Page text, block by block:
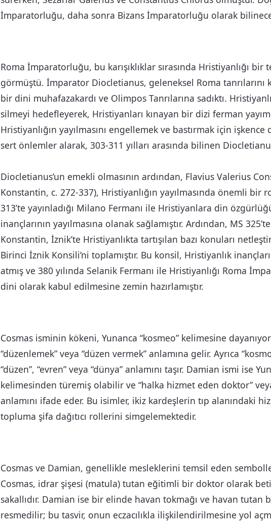
İmparatorluğu, daha sonra Bizans İmparatorluğu olarak
Roma İmparatorluğu, bu karışıklıklar sırasında Hristiyanlığı bir
görmüştü. İmparator Diocletianus, geleneksel Roma tanrılarını
bir dini muhafazakardı ve Olimpos Tanrılarına sadıktı.
silmeyi hedefleyerek, Hristiyanları kınayan bir dizi ferman
Hristiyanlığın yayılmasını engellemek ve bastırmak için
sert önlemler alarak, 303-311 yılları arasında bilinen
Diocletianus’un emekli olmasının ardından, Flavius Valerius
Konstantin, c. 272-337), Hristiyanlığın yayılmasında önemli bir
313’te yayınladığı Milano Fermanı ile Hristiyanlara din
inançlarının yayılmasına olanak sağlamıştır. Ardından, MS
Konstantin, İznik’te Hristiyanlıkta tartışılan bazı konuları
Birinci İznik Konsili’ni toplamıştır. Bu konsil, Hristiyanlık
atmış ve 380 yılında Selanik Fermanı ile Hristiyanlığı Roma
dini olarak kabul edilmesine zemin hazırlamıştır.
Cosmas isminin kökeni, Yunanca “kosmeo” kelimesine
“düzenlemek” veya “düzen vermek” anlamına gelir. Ayrıca
“düzen”, “evren” veya “dünya” anlamını taşır. Damian ismi ise
kelimesinden türemiş olabilir ve “halka hizmet eden doktor”
anlamını ifade eder. Bu isimler, ikiz kardeşlerin tıp alanındaki
topluma şifa dağıtıcı rollerini simgelemektedir.
Cosmas ve Damian, genellikle mesleklerini temsil eden
Cosmas, idrar şişesi (matula) tutan eğitimli bir doktor olarak
sakallıdır. Damian ise bir elinde havan tokmağı ve havan tutan
resmedilir; bu tasvir, onun eczacılıkla ilişkilendirilmesine yol